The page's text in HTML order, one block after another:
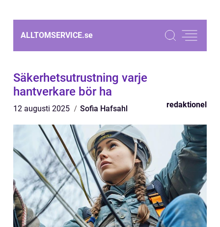
ALLTOMSERVICE.se
Säkerhetsutrustning varje
hantverkare bör ha
12 augusti 2025 Sofia Hafsahl redaktionel